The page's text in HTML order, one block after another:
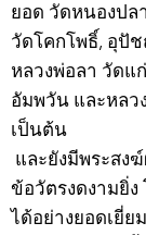
ยอด วัดหนองป
วัดโคกโพธิ์, อุปั
หลวงพ่อลา วัดแ
อัมพวัน และหลว
เป็นต้น
และยังมีพระสง
ข้อวัตรงดงามยิ่ง
ได้อย่างยอดเยี่ย